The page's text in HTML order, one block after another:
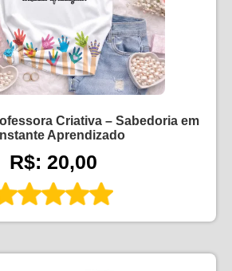
Criativa – Sabedoria em
Aprendizado
R$: 20,00